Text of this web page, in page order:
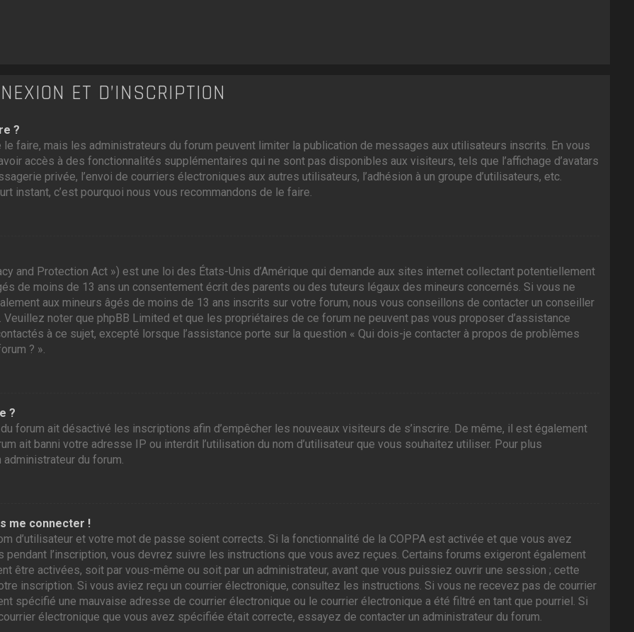
ET D’INSCRIPTION
?
le faire, mais les administrateurs du forum peuvent limiter la publication de messages aux utilisateurs inscrits. En vous
accès à des fonctionnalités supplémentaires qui ne sont pas disponibles aux visiteurs, tels que l’affichage d’avatars
privée, l’envoi de courriers électroniques aux autres utilisateurs, l’adhésion à un groupe d’utilisateurs, etc.
instant, c’est pourquoi nous vous recommandons de le faire.
and Protection Act ») est une loi des États-Unis d’Amérique qui demande aux sites internet collectant potentiellement
de moins de 13 ans un consentement écrit des parents ou des tuteurs légaux des mineurs concernés. Si vous ne
aux mineurs âgés de moins de 13 ans inscrits sur votre forum, nous vous conseillons de contacter un conseiller
Veuillez noter que phpBB Limited et que les propriétaires de ce forum ne peuvent pas vous proposer d’assistance
à ce sujet, excepté lorsque l’assistance porte sur la question « Qui dois-je contacter à propos de problèmes
? ».
?
forum ait désactivé les inscriptions afin d’empêcher les nouveaux visiteurs de s’inscrire. De même, il est également
ait banni votre adresse IP ou interdit l’utilisation du nom d’utilisateur que vous souhaitez utiliser. Pour plus
du forum.
me connecter !
d’utilisateur et votre mot de passe soient corrects. Si la fonctionnalité de la COPPA est activée et que vous avez
l’inscription, vous devrez suivre les instructions que vous avez reçues. Certains forums exigeront également
être activées, soit par vous-même ou soit par un administrateur, avant que vous puissiez ouvrir une session ; cette
inscription. Si vous aviez reçu un courrier électronique, consultez les instructions. Si vous ne recevez pas de courrier
spécifié une mauvaise adresse de courrier électronique ou le courrier électronique a été filtré en tant que pourriel. Si
électronique que vous avez spécifiée était correcte, essayez de contacter un administrateur du forum.